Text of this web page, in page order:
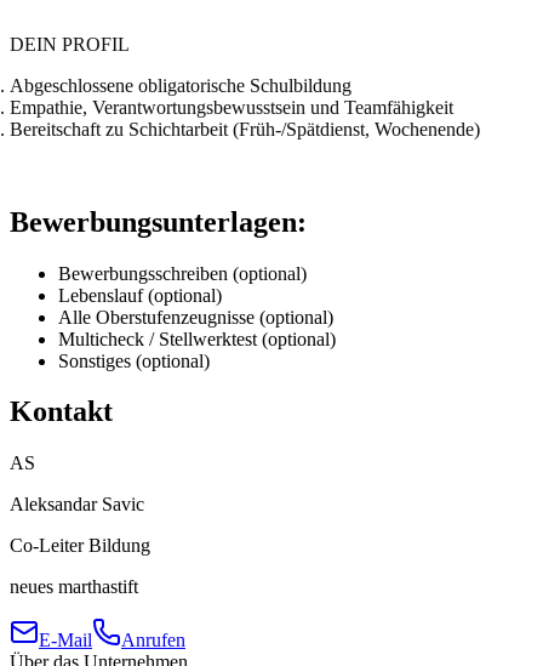
DEIN PROFIL
Abgeschlossene obligatorische Schulbildung
Empathie, Verantwortungsbewusstsein und Teamfähigkeit
Bereitschaft zu Schichtarbeit (Früh-/Spätdienst, Wochenende)
Bewerbungsunterlagen:
Bewerbungsschreiben (optional)
Lebenslauf (optional)
Alle Oberstufenzeugnisse (optional)
Multicheck / Stellwerktest (optional)
Sonstiges (optional)
Kontakt
AS
Aleksandar Savic
Co-Leiter Bildung
neues marthastift
E-Mail
Anrufen